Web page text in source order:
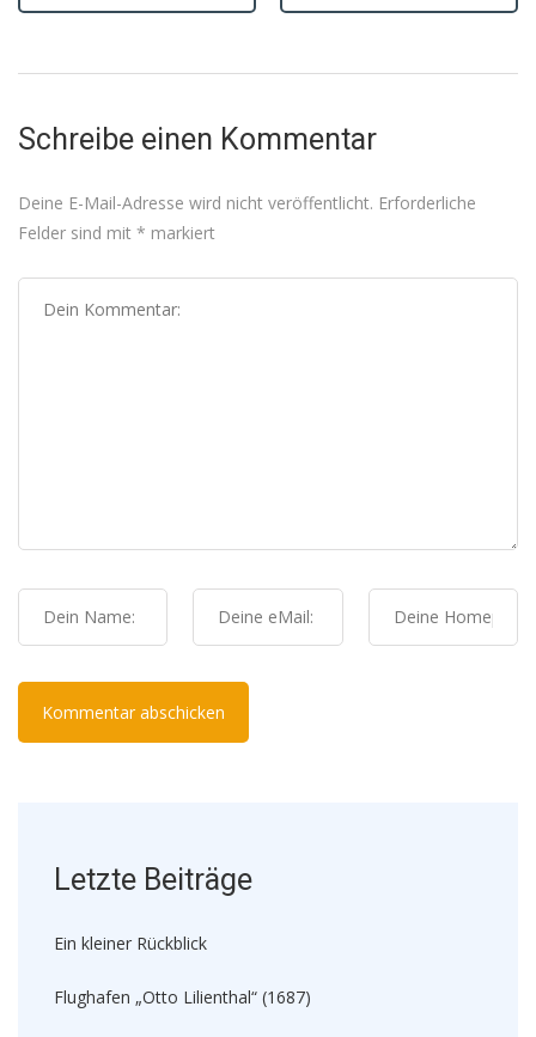
Schreibe einen Kommentar
Deine E-Mail-Adresse wird nicht veröffentlicht. Erforderliche
Felder sind mit * markiert
Letzte Beiträge
Ein kleiner Rückblick
Flughafen „Otto Lilienthal“ (1687)